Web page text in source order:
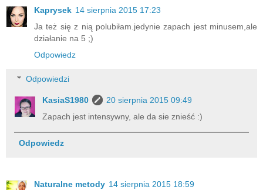
Kaprysek 14 sierpnia 2015 17:23
Ja też się z nią polubiłam.jedynie zapach jest minusem,ale
działanie na 5 ;)
Odpowiedz
Odpowiedzi
KasiaS1980
20 sierpnia 2015 09:49
Zapach jest intensywny, ale da sie znieść :)
Odpowiedz
Naturalne metody 14 sierpnia 2015 18:59